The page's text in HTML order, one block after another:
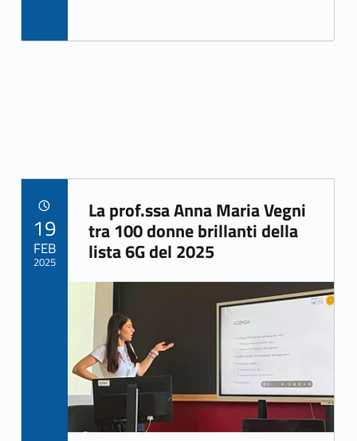
Link identifier archive #link-archive-85324
La prof.ssa Anna Maria Vegni
tra 100 donne brillanti della
lista 6G del 2025
Link identifier archive #link-archive-thumb-soap-943
19
FEB
2025